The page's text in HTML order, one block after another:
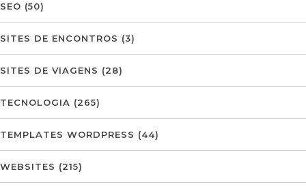
SEO (50)
SITES DE ENCONTROS (3)
SITES DE VIAGENS (28)
TECNOLOGIA (265)
TEMPLATES WORDPRESS (44)
WEBSITES (215)